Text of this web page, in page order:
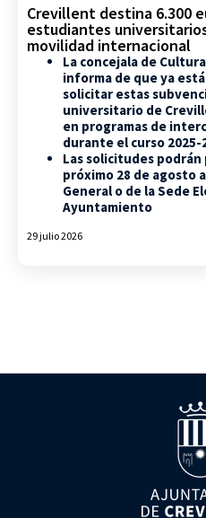
Crevillent destina 6.300
estudiantes
movilidad internacional
La concejala de
informa de que ya
solicitar estas
universitario de
en programas de
durante el curso 2025-
Las solicitudes
próximo 28 de agosto
General o de la Sede
Ayuntamiento
29 julio 2026